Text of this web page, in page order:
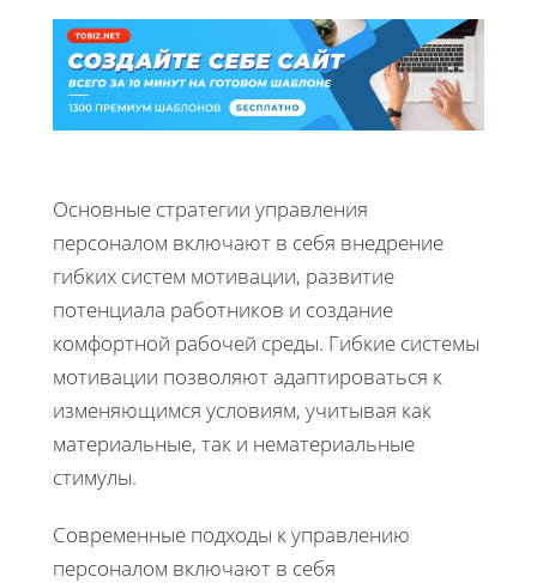
Основные стратегии управления
персоналом включают в себя внедрение
гибких систем мотивации, развитие
потенциала работников и создание
комфортной рабочей среды. Гибкие системы
мотивации позволяют адаптироваться к
изменяющимся условиям, учитывая как
материальные, так и нематериальные
стимулы.
Современные подходы к управлению
персоналом включают в себя